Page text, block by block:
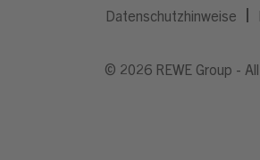
Datenschutzhinweise
© 2026 REWE Group -